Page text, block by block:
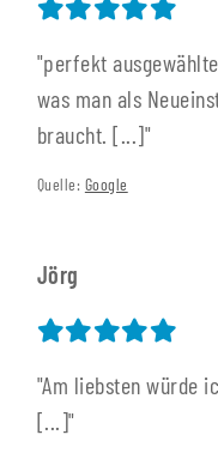
"perfekt
was man als
braucht. [...]"
Quelle: Google
Jörg
"Am liebsten würde
[...]"